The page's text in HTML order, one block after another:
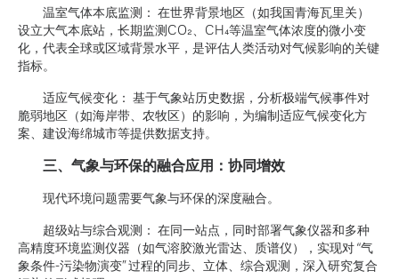
温室气体本底监测： 在世界背景地区（如我国青海瓦里关）
设立大气本底站，长期监测CO₂、CH₄等温室气体浓度的微小变
化，代表全球或区域背景水平，是评估人类活动对气候影响的关键
指标。
适应气候变化： 基于气象站历史数据，分析极端气候事件对
脆弱地区（如海岸带、农牧区）的影响，为编制适应气候变化方
案、建设海绵城市等提供数据支持。
三、气象与环保的融合应用：协同增效
现代环境问题需要气象与环保的深度融合。
超级站与综合观测： 在同一站点，同时部署气象仪器和多种
高精度环境监测仪器（如气溶胶激光雷达、质谱仪），实现对 “气
象条件-污染物演变” 过程的同步、立体、综合观测，深入研究复合